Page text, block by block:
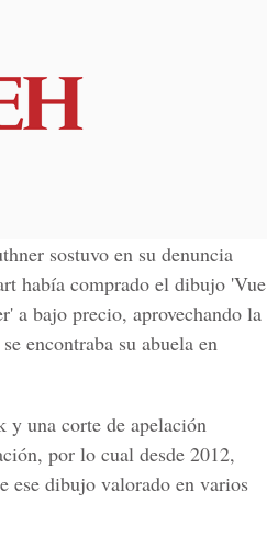
sostuvo en su denuncia
había comprado el dibujo 'Vue
a bajo precio, aprovechando la
encontraba su abuela en
una corte de apelación
por lo cual desde 2012,
ese dibujo valorado en varios